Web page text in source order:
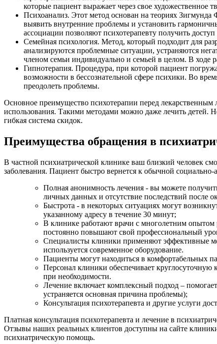
которые пациент выражает через свое художественное
Психоанализ. Этот метод основан на теориях Зигмунда
выявить внутренние проблемы и установить
ассоциации позволяют психотерапевту получить
Семейная психология. Метод, который подходит для
анализируются проблемные ситуации, устраняются
членом семьи индивидуально и семьей в целом. В ходе
Гипнотерапия. Процедура, при которой пациент
возможности в бессознательной сфере психики. Во
преодолеть проблемы.
Основное преимущество психотерапии перед лекарственным
использования. Такими методами можно даже лечить детей.
гибкая система скидок.
Преимущества обращения в
В частной психиатрической клинике ваш близкий человек
заболевания. Пациент быстро вернется к обычной
Полная анонимность лечения - вы можете
личных данных и отсутствие последствий после
Быстрота - в некоторых ситуациях могут
указанному адресу в течение 30 минут;
В клинике работают врачи с многолетним опытом
постоянно повышают свой профессиональный
Специалисты клиники применяют эффективные
используется современное оборудование.
Пациенты могут находиться в комфортабельных
Персонал клиники обеспечивает круглосуточную
при необходимости.
Лечение включает комплексный подход –
устраняется основная причина проблемы);
Консультация психотерапевта и другие услуги
Платная консультация психотерапевта и лечение в
Отзывы наших реальных клиентов доступны на сайте
психиатрическую помощь.